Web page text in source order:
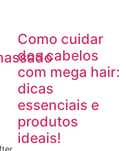
Como cuidar
dos cabelos
com mega hair:
dicas
essenciais e
produtos
ideais!